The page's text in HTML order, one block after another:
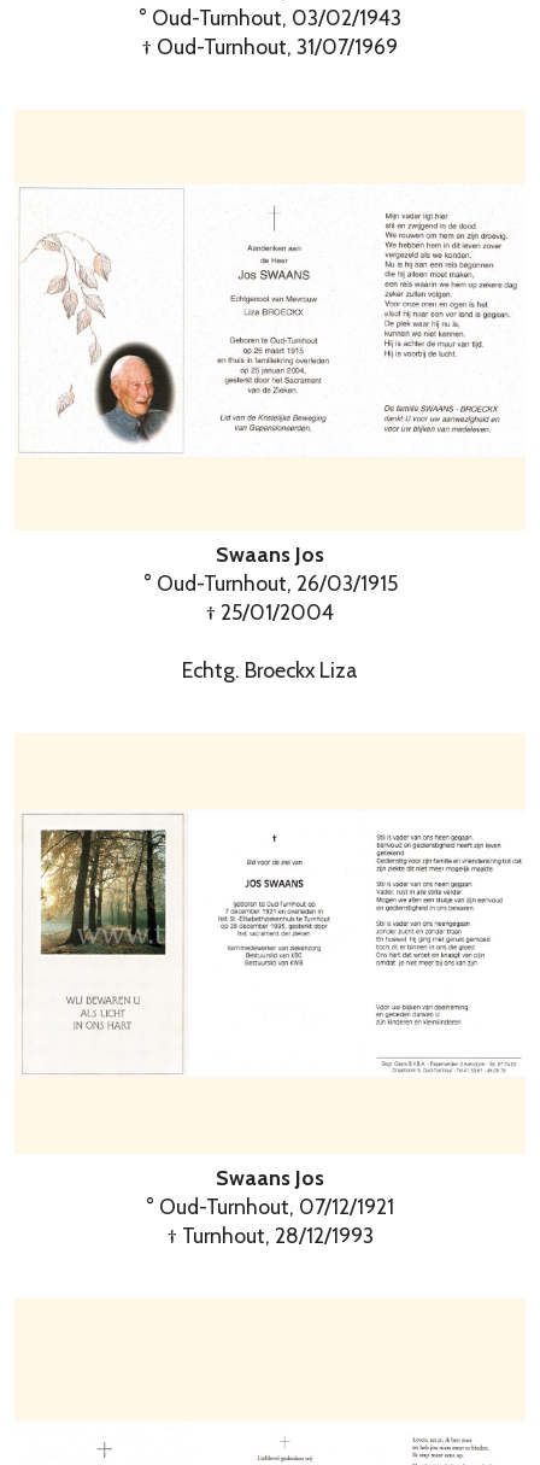
° Oud-Turnhout, 03/02/1943
† Oud-Turnhout, 31/07/1969
Swaans Jos
° Oud-Turnhout, 26/03/1915
† 25/01/2004
Echtg. Broeckx Liza
Swaans Jos
° Oud-Turnhout, 07/12/1921
† Turnhout, 28/12/1993